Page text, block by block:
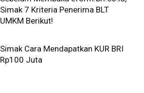
Simak 7 Kriteria Penerima BLT
UMKM Berikut!
Simak Cara Mendapatkan KUR BRI
Rp100 Juta